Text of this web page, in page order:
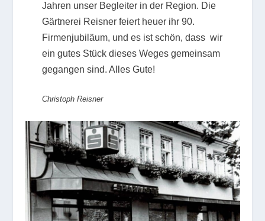
Jahren unser Begleiter in der Region. Die
Gärtnerei Reisner feiert heuer ihr 90.
Firmenjubiläum, und es ist schön, dass wir
ein gutes Stück dieses Weges gemeinsam
gegangen sind. Alles Gute!
Christoph Reisner